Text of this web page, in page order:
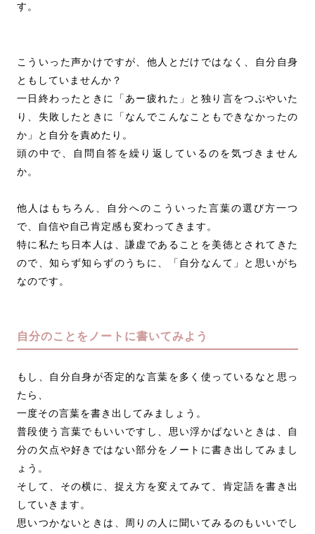
す。
こういった声かけですが、他人とだけではなく、自分自身
ともしていませんか？
一日終わったときに「あー疲れた」と独り言をつぶやいた
り、失敗したときに「なんでこんなこともできなかったの
か」と自分を責めたり。
頭の中で、自問自答を繰り返しているのを気づきません
か。
他人はもちろん、自分へのこういった言葉の選び方一つ
で、自信や自己肯定感も変わってきます。
特に私たち日本人は、謙虚であることを美徳とされてきた
ので、知らず知らずのうちに、「自分なんて」と思いがち
なのです。
自分のことをノートに書いてみよう
もし、自分自身が否定的な言葉を多く使っているなと思っ
たら、
一度その言葉を書き出してみましょう。
普段使う言葉でもいいですし、思い浮かばないときは、自
分の欠点や好きではない部分をノートに書き出してみまし
ょう。
そして、その横に、捉え方を変えてみて、肯定語を書き出
していきます。
思いつかないときは、周りの人に聞いてみるのもいいでし